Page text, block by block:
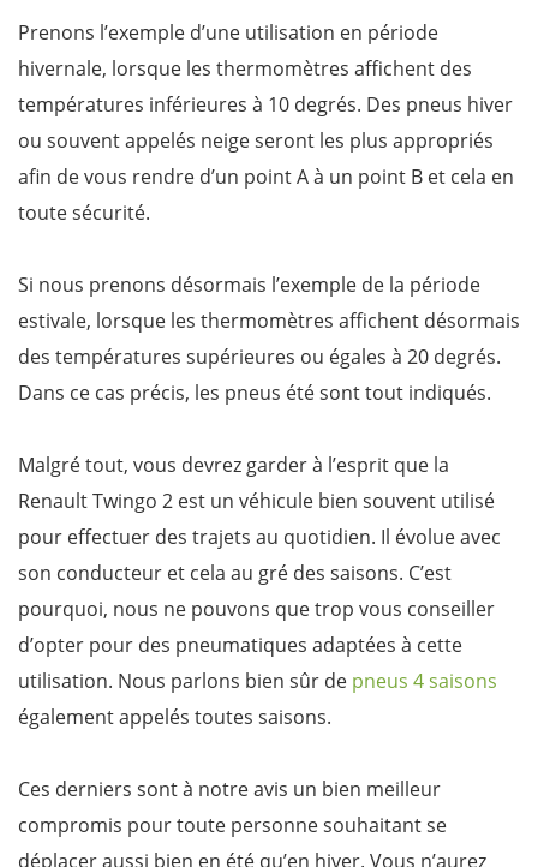
Prenons l’exemple d’une utilisation en période
hivernale, lorsque les thermomètres affichent des
températures inférieures à 10 degrés. Des pneus hiver
ou souvent appelés neige seront les plus appropriés
afin de vous rendre d’un point A à un point B et cela en
toute sécurité.
Si nous prenons désormais l’exemple de la période
estivale, lorsque les thermomètres affichent désormais
des températures supérieures ou égales à 20 degrés.
Dans ce cas précis, les pneus été sont tout indiqués.
Malgré tout, vous devrez garder à l’esprit que la
Renault Twingo 2 est un véhicule bien souvent utilisé
pour effectuer des trajets au quotidien. Il évolue avec
son conducteur et cela au gré des saisons. C’est
pourquoi, nous ne pouvons que trop vous conseiller
d’opter pour des pneumatiques adaptées à cette
utilisation. Nous parlons bien sûr de pneus 4 saisons
également appelés toutes saisons.
Ces derniers sont à notre avis un bien meilleur
compromis pour toute personne souhaitant se
déplacer aussi bien en été qu’en hiver. Vous n’aurez